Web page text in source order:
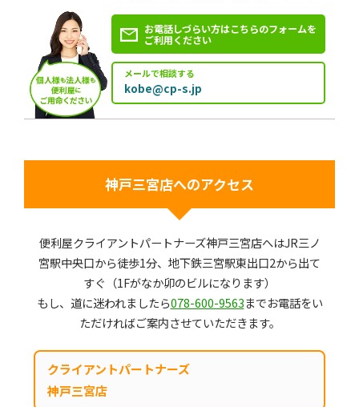
お電話しづらい方はこちらのフォームを
ご利用ください
メールで相談する
kobe@cp-s.jp
神戸三宮店へのアクセス
便利屋クライアントパートナーズ神戸三宮店へはJR三ノ
宮駅中央口から徒歩1分、地下鉄三宮駅東出口2から出て
すぐ（1Fがなか卯のビルになります）
もし、道に迷われましたら078-600-9563までお電話をい
ただければご案内させていただきます。
クライアントパートナーズ
神戸三宮店